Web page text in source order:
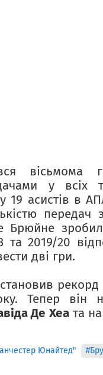
у всіх
19 асистів в
Брюйне
та 2019/20
дві гри.
рекорд
Тепер він
Де Хеата
Юнайтед"